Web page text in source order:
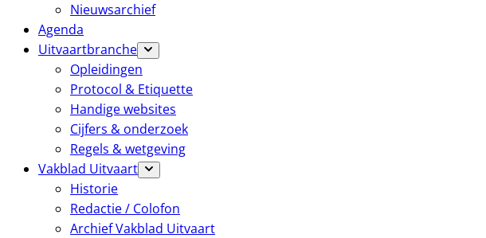
Nieuwsarchief
Agenda
Uitvaartbranche
Opleidingen
Protocol & Etiquette
Handige websites
Cijfers & onderzoek
Regels & wetgeving
Vakblad Uitvaart
Historie
Redactie / Colofon
Archief Vakblad Uitvaart